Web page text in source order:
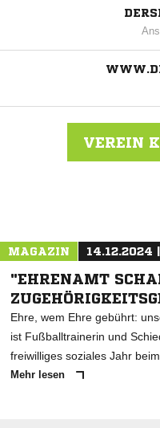
VEREIN
MAGAZIN 14.12.2024
"EHRENAMT
Ehre, wem Ehre gebührt:
ist Fußballtrainerin und
freiwilliges soziales Jahr
Mehr lesen